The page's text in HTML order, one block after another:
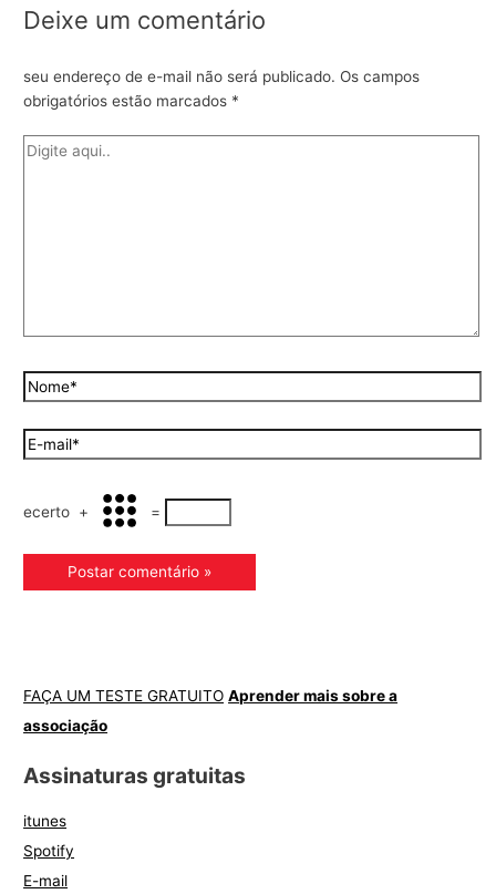
Deixe um comentário
seu endereço de e-mail não será publicado. Os campos
obrigatórios estão marcados *
ecerto + =
FAÇA UM TESTE GRATUITO Aprender mais sobre a
associação
Assinaturas gratuitas
itunes
Spotify
E-mail